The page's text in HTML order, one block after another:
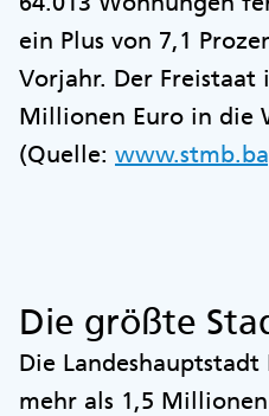
ein Plus von 7,1
Vorjahr. Der Freistaat
Millionen Euro in die
(Quelle:
Die größte
Die
mehr als 1,5